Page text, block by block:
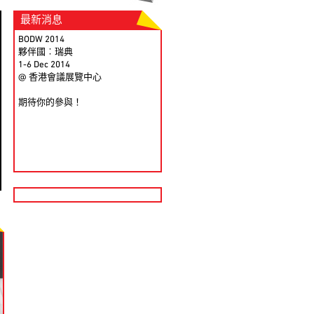
最新消息
BODW 2014
夥伴國︰瑞典
1-6 Dec 2014
@ 香港會議展覽中心
期待你的參與！